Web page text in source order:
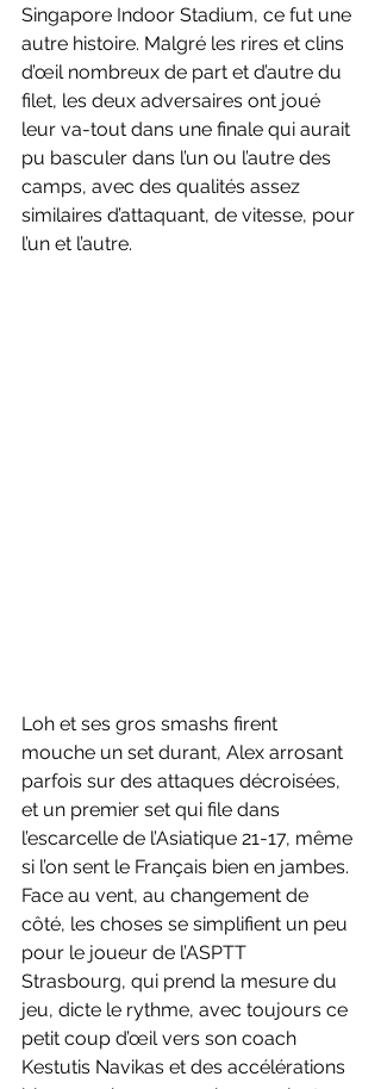
Singapore Indoor Stadium, ce fut une
autre histoire. Malgré les rires et clins
d’œil nombreux de part et d’autre du
filet, les deux adversaires ont joué
leur va-tout dans une finale qui aurait
pu basculer dans l’un ou l’autre des
camps, avec des qualités assez
similaires d’attaquant, de vitesse, pour
l’un et l’autre.
Loh et ses gros smashs firent
mouche un set durant, Alex arrosant
parfois sur des attaques décroisées,
et un premier set qui file dans
l’escarcelle de l’Asiatique 21-17, même
si l’on sent le Français bien en jambes.
Face au vent, au changement de
côté, les choses se simplifient un peu
pour le joueur de l’ASPTT
Strasbourg, qui prend la mesure du
jeu, dicte le rythme, avec toujours ce
petit coup d’œil vers son coach
Kestutis Navikas et des accélérations